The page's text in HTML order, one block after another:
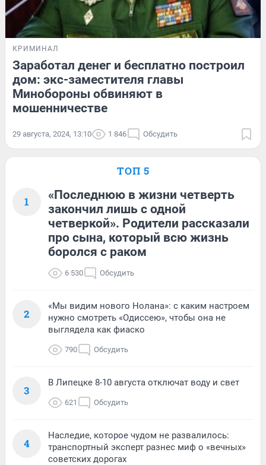
КРИМИНАЛ
Заработал денег и бесплатно построил
дом: экс-заместителя главы
Минобороны обвиняют в
мошенничестве
29 августа, 2024, 13:10 1 846 Обсудить
ТОП 5
1
«Последнюю в жизни четверть
закончил лишь с одной
четверкой». Родители рассказали
про сына, который всю жизнь
боролся с раком
6 530 Обсудить
2
«Мы видим нового Нолана»: с каким настроем
нужно смотреть «Одиссею», чтобы она не
выглядела как фиаско
790 Обсудить
3
В Липецке 8-10 августа отключат воду и свет
621 Обсудить
4
Наследие, которое чудом не развалилось:
транспортный эксперт разнес миф о «вечных»
советских дорогах